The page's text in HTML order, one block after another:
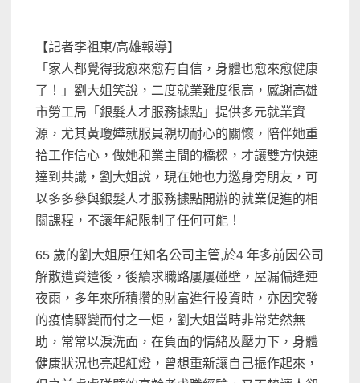
【記者李祖東/高雄報導】
「家人都覺得我愈來愈有自信，身體也愈來愈健康
了！」劉大姐笑說，二度就業難度很高，感謝高雄
市勞工局「銀髮人才服務據點」提供多元就業資
源，尤其黃瓊嬅就服員親切耐心的關懷，陪伴她重
拾工作信心，做她和業主間的橋樑，才讓雙方快速
達到共識，劉大姐說，現在她也力邀身旁朋友，可
以多多參與銀髮人才服務據點開辦的就業促進的相
關課程，不讓年紀限制了任何可能！
65 歲的劉大姐原任知名公司主管,於4 年多前因公司
解散遭資遣後，後續求職路屢屢碰壁，屋漏偏逢連
夜雨，多年來所積攢的財富進行投資時，亦因突發
的疫情驟變而付之一炬，劉大姐當時非常茫然無
助，常常以淚洗面，在負面的情緒及壓力下，身體
健康狀況也亮起紅燈，曾想重新讓自己振作起來，